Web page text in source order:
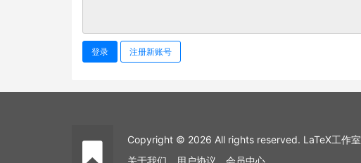
登录 注册新账号
Copyright © 2026 All rights reserved. LaTeX工作室
关于我们
用户协议 会员中心